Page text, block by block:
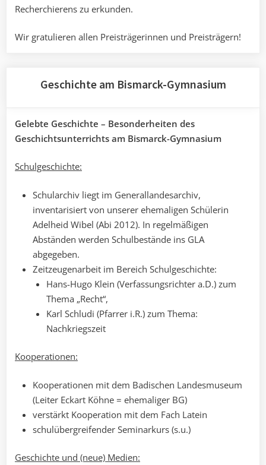
Recherchierens zu erkunden.
Wir gratulieren allen Preisträgerinnen und Preisträgern!
Geschichte am Bismarck-Gymnasium
Gelebte Geschichte – Besonderheiten des
Geschichtsunterrichts am Bismarck-Gymnasium
Schulgeschichte:
Schularchiv liegt im Generallandesarchiv,
inventarisiert von unserer ehemaligen Schülerin
Adelheid Wibel (Abi 2012). In regelmäßigen
Abständen werden Schulbestände ins GLA
abgegeben.
Zeitzeugenarbeit im Bereich Schulgeschichte:
Hans-Hugo Klein (Verfassungsrichter a.D.) zum
Thema „Recht“,
Karl Schludi (Pfarrer i.R.) zum Thema:
Nachkriegszeit
Kooperationen:
Kooperationen mit dem Badischen Landesmuseum
(Leiter Eckart Köhne = ehemaliger BG)
verstärkt Kooperation mit dem Fach Latein
schulübergreifender Seminarkurs (s.u.)
Geschichte und (neue) Medien: